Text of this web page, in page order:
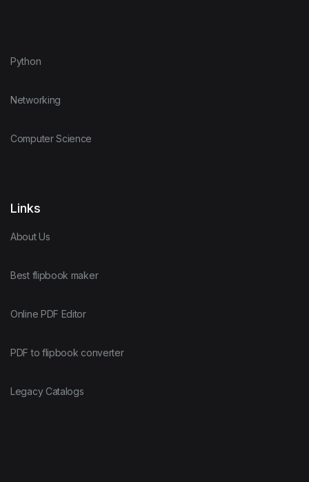
Python
Networking
Computer Science
Links
About Us
Best flipbook maker
Online PDF Editor
PDF to flipbook converter
Legacy Catalogs